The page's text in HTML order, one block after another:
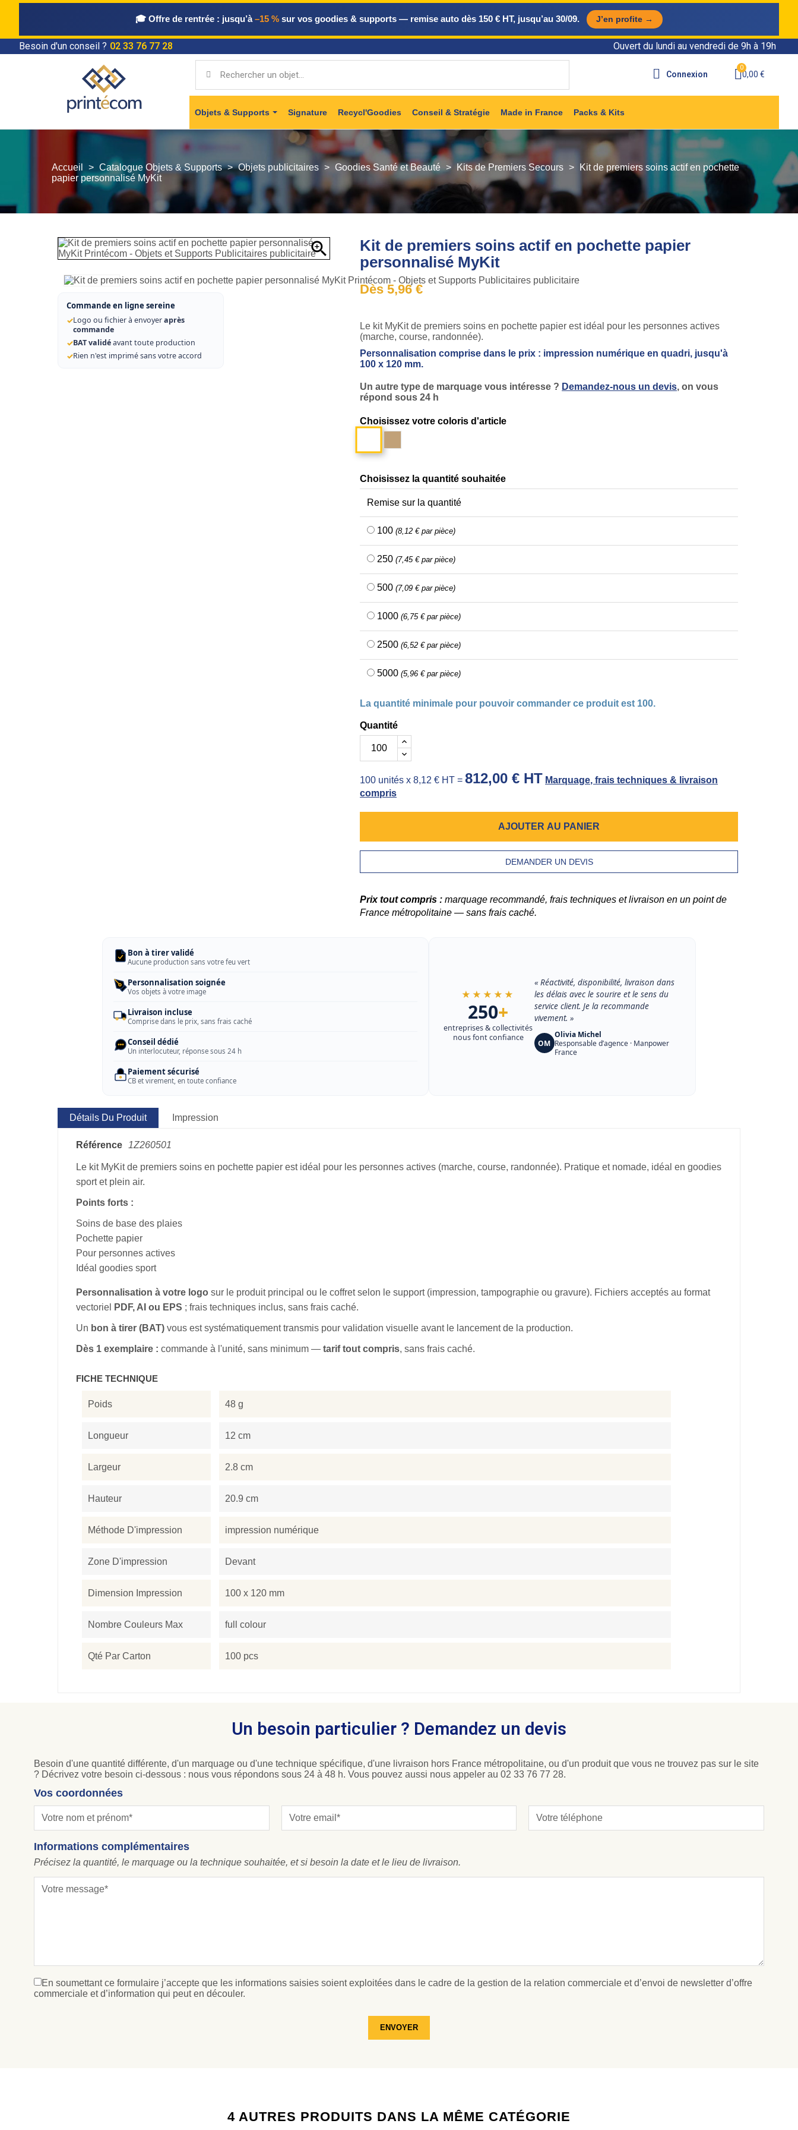
🎓 Offre de rentrée : jusqu’à–15 % sur vos goodies & supports — remise auto dès 150 € HT, jusqu’au 30/09. J’en profite →
Besoin d'un conseil ? 02 33 76 77 28 Ouvert du lundi au vendredi de 9h à 19h
Connexion 0,00 €
Objets & Supports Signature Recycl'Goodies Conseil & Stratégie Made in France Packs & Kits
Accueil Catalogue Objets & Supports Objets publicitaires Goodies Santé et Beauté Kits de Premiers Secours
Kit de premiers soins actif en pochette
papier personnalisé MyKit

Commande en ligne sereine
✓Logo ou fichier à envoyeraprès
commande
✓BAT validéavant toute production
✓Rien n'est imprimé sans votre accord
Kit de premiers soins actif en pochette papier
personnalisé MyKit
Dès 5,96 €
Le kit MyKit de premiers soins en pochette papier est idéal pour les personnes actives
(marche, course, randonnée).
Personnalisation comprise dans le prix : impression numérique en quadri, jusqu'à
100 x 120 mm.
Un autre type de marquage vous intéresse ? Demandez-nous un devis, on vous
répond sous 24 h
Choisissez votre coloris d'article
Blanc
kraft
Choisissez la quantité souhaitée
Remise sur la quantité
100(8,12 € par pièce)
250(7,45 € par pièce)
500(7,09 € par pièce)
1000(6,75 € par pièce)
2500(6,52 € par pièce)
5000(5,96 € par pièce)
La quantité minimale pour pouvoir commander ce produit est 100.
Quantité
100 unités x 8,12 € HT =812,00 € HT Marquage, frais techniques & livraison
compris
AJOUTER AU PANIER
DEMANDER UN DEVIS
Prix tout compris : marquage recommandé, frais techniques et livraison en un point de
France métropolitaine — sans frais caché.
Bon à tirer validé
Aucune production sans votre feu vert
Personnalisation soignée
Vos objets à votre image
Livraison incluse
Comprise dans le prix, sans frais caché
Conseil dédié
Un interlocuteur, réponse sous 24 h
Paiement sécurisé
CB et virement, en toute confiance
★★★★★
250+
entreprises & collectivités
nous font confiance
« Réactivité, disponibilité, livraison dans
les délais avec le sourire et le sens du
service client. Je la recommande
vivement. »
OM
Olivia Michel
Responsable d’agence · Manpower
France
Détails Du Produit Impression
Référence 1Z260501
Le kit MyKit de premiers soins en pochette papier est idéal pour les personnes actives (marche, course, randonnée). Pratique et nomade, idéal en goodies
sport et plein air.
Points forts :
Soins de base des plaies
Pochette papier
Pour personnes actives
Idéal goodies sport
Personnalisation à votre logo sur le produit principal ou le coffret selon le support (impression, tampographie ou gravure). Fichiers acceptés au format
vectoriel
PDF, AI ou EPS ; frais techniques inclus, sans frais caché.
Un bon à tirer (BAT) vous est systématiquement transmis pour validation visuelle avant le lancement de la production.
Dès 1 exemplaire : commande à l'unité, sans minimum — tarif tout compris, sans frais caché.
FICHE TECHNIQUE
Poids 48 g
Longueur 12 cm
Largeur 2.8 cm
Hauteur 20.9 cm
Méthode D'impression impression numérique
Zone D'impression Devant
Dimension Impression 100 x 120 mm
Nombre Couleurs Max full colour
Qté Par Carton 100 pcs
Un besoin particulier ? Demandez un devis
Besoin d'une quantité différente, d'un marquage ou d'une technique spécifique, d'une livraison hors France métropolitaine, ou d'un produit que vous ne trouvez pas sur le site
? Décrivez votre besoin ci-dessous : nous vous répondons sous 24 à 48 h. Vous pouvez aussi nous appeler au 02 33 76 77 28.
Vos coordonnées
Informations complémentaires
Précisez la quantité, le marquage ou la technique souhaitée, et si besoin la date et le lieu de livraison.
En soumettant ce formulaire j’accepte que les informations saisies soient exploitées dans le cadre de la gestion de la relation commerciale et d’envoi de newsletter d’offre
commerciale et d’information qui peut en découler.
ENVOYER
4 AUTRES PRODUITS DANS LA MÊME CATÉGORIE